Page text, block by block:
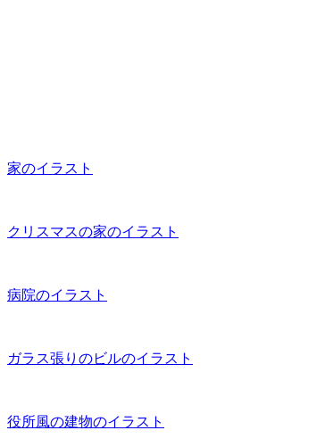
家のイラスト
クリスマスの家のイラスト
病院のイラスト
ガラス張りのビルのイラスト
役所風の建物のイラスト